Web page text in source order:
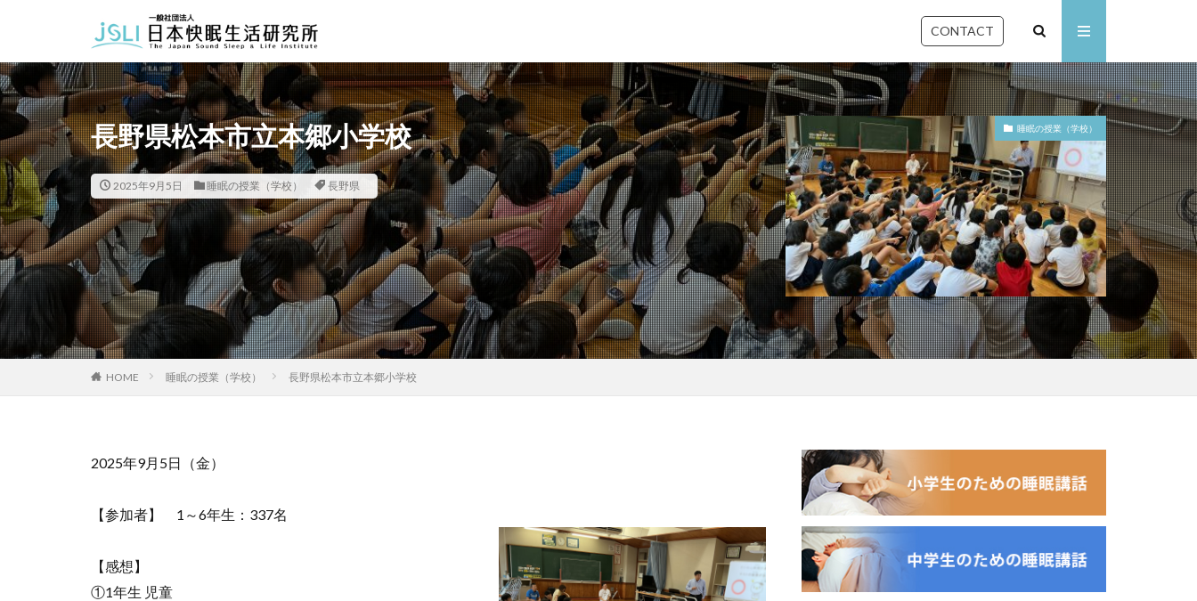
CONTACT
長野県松本市立本郷小学校
2025年9月5日 睡眠の授業（学校） 長野県
睡眠の授業（学校）
HOME 睡眠の授業（学校） 長野県松本市立本郷小学校
2025年9月5日（金）
【参加者】 1～6年生：337名
【感想】
①1年生 児童
カテゴリー
タグ
北海道 青森県 秋田県 茨城県 埼玉県 千葉県 東京都 富山県
石川県
福井県
長野県 滋賀県 京都府 島根県 山口県 徳島県 香川県
佐賀県
長崎県
熊本県
検索